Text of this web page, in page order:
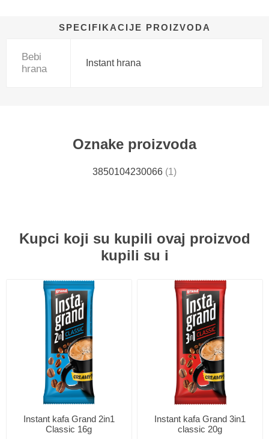
SPECIFIKACIJE PROIZVODA
Bebi
hrana
Instant hrana
Oznake proizvoda
3850104230066 (1)
Kupci koji su kupili ovaj proizvod
kupili su i
Instant kafa Grand 2in1
Classic 16g
Instant kafa Grand 3in1
classic 20g